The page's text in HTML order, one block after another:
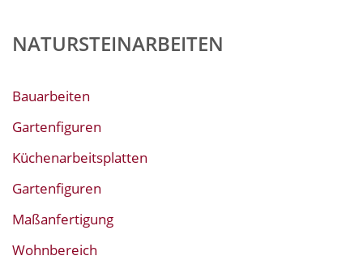
NATURSTEINARBEITEN
Bauarbeiten
Gartenfiguren
Küchenarbeitsplatten
Gartenfiguren
Maßanfertigung
Wohnbereich